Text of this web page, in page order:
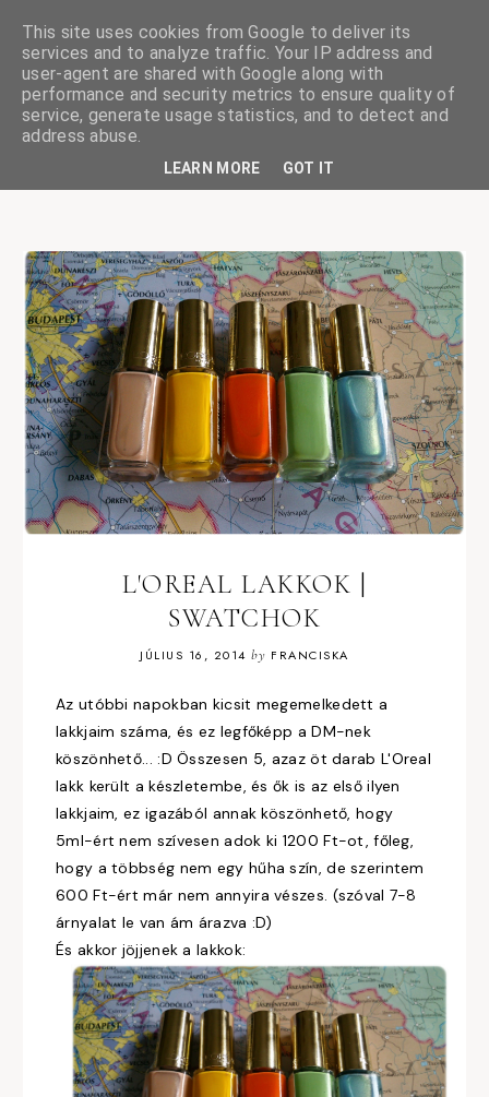
ciskaságok
L'OREAL LAKKOK |
SWATCHOK
JÚLIUS 16, 2014 by FRANCISKA
Az utóbbi napokban kicsit megemelkedett a
lakkjaim száma, és ez legfőképp a DM-nek
köszönhető... :D Összesen 5, azaz öt darab L'Oreal
lakk került a készletembe, és ők is az első ilyen
lakkjaim, ez igazából annak köszönhető, hogy
5ml-ért nem szívesen adok ki 1200 Ft-ot, főleg,
hogy a többség nem egy hűha szín, de szerintem
600 Ft-ért már nem annyira vészes. (szóval 7-8
árnyalat le van ám árazva :D)
És akkor jöjjenek a lakkok:
This site uses cookies from Google to deliver its
services and to analyze traffic. Your IP address and
user-agent are shared with Google along with
performance and security metrics to ensure quality of
service, generate usage statistics, and to detect and
address abuse.
LEARN MORE GOT IT